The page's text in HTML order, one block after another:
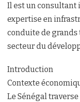
Il est un consultant
expertise en
conduite de grands
secteur du
Introduction
Contexte
Le Sénégal